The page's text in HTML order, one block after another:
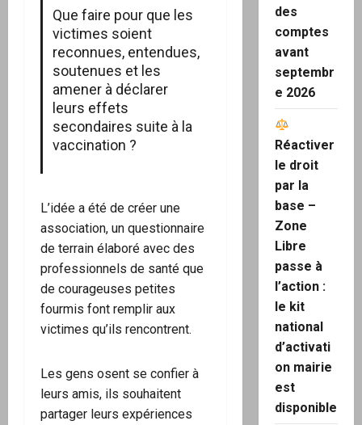
Que faire pour que les
victimes soient
reconnues, entendues,
soutenues et les
amener à déclarer
leurs effets
secondaires suite à la
vaccination ?
L’idée a été de créer une
association, un questionnaire
de terrain élaboré avec des
professionnels de santé que
de courageuses petites
fourmis font remplir aux
victimes qu’ils rencontrent.
Les gens osent se confier à
leurs amis, ils souhaitent
partager leurs expériences
des
comptes
avant
septembr
e 2026
Réactiver
le droit
par la
base –
Zone
Libre
passe à
l’action :
le kit
national
d’activati
on mairie
est
disponible